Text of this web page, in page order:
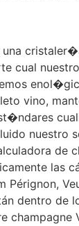
cual
vino,
nuestro
de
las
Pérignon,
dentro de
champagne